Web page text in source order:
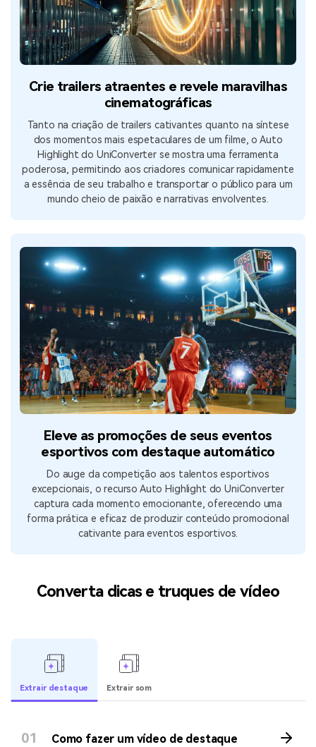
Crie trailers atraentes e revele maravilhas
cinematográficas
Tanto na criação de trailers cativantes quanto na síntese
dos momentos mais espetaculares de um filme, o Auto
Highlight do UniConverter se mostra uma ferramenta
poderosa, permitindo aos criadores comunicar rapidamente
a essência de seu trabalho e transportar o público para um
mundo cheio de paixão e narrativas envolventes.
Eleve as promoções de seus eventos
esportivos com destaque automático
Do auge da competição aos talentos esportivos
excepcionais, o recurso Auto Highlight do UniConverter
captura cada momento emocionante, oferecendo uma
forma prática e eficaz de produzir conteúdo promocional
cativante para eventos esportivos.
Converta dicas e truques de vídeo
Extrair destaque Extrair som
01
Como fazer um vídeo de destaque